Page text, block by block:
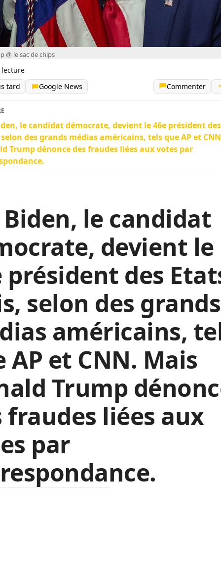
@ le sac de chips
tard
Google News Commenter
le candidat démocrate, devient le 46e président
des grands médias américains, tels que AP et
Trump dénonce des fraudes liées aux votes par
Biden, le candidat
devient le
président des
selon des grands
américains,
AP et CNN. Mais
Trump
fraudes liées aux
par